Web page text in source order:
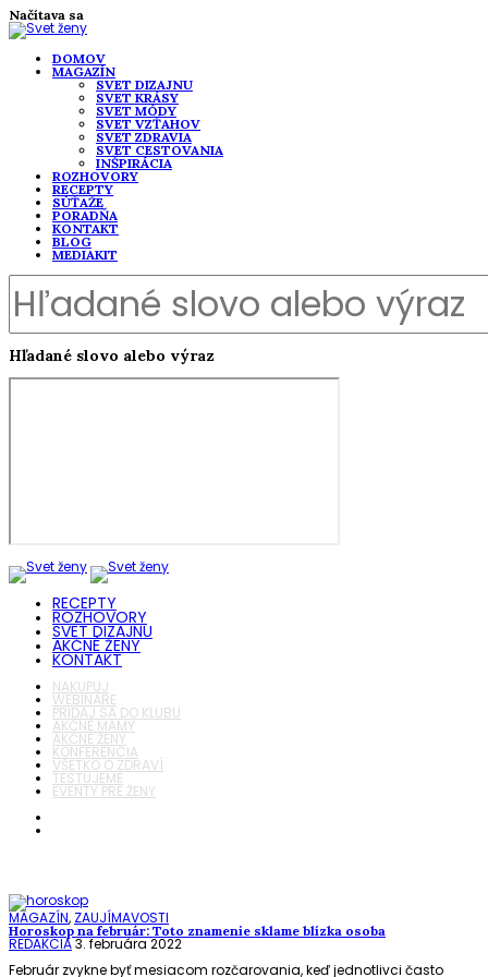
Načítava sa
DOMOV
MAGAZÍN
SVET DIZAJNU
SVET KRÁSY
SVET MÓDY
SVET VZŤAHOV
SVET ZDRAVIA
SVET CESTOVANIA
INŠPIRÁCIA
ROZHOVORY
RECEPTY
SÚŤAŽE
PORADŇA
KONTAKT
BLOG
MEDIAKIT
Hľadané slovo alebo výraz
RECEPTY
ROZHOVORY
SVET DIZAJNU
AKČNÉ ŽENY
KONTAKT
NAKUPUJ
WEBINÁRE
PRIDAJ SA DO KLUBU
AKČNÉ MAMY
AKČNÉ ŽENY
KONFERENCIA
VŠETKO O ZDRAVÍ
TESTUJEME
EVENTY PRE ŽENY
MAGAZÍN, ZAUJÍMAVOSTI
Horoskop na február: Toto znamenie sklame blízka osoba
REDAKCIA3. februára 2022
Február zvykne byť mesiacom rozčarovania, keď jednotlivci často